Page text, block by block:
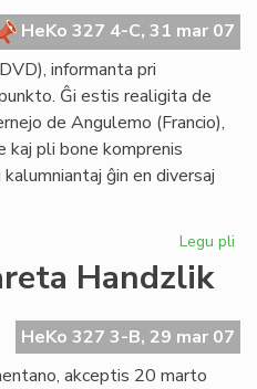
HeKo 327 4-C, 31 mar 07
informanta pri
Ĝi estis realigita de
de Angulemo (Francio),
kaj pli bone komprenis
ĝin en diversaj
Legu pli
Handzlik
HeKo 327 3-B, 29 mar 07
akceptis 20 marto